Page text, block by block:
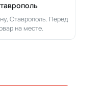
Ставрополь. Перед
на месте.